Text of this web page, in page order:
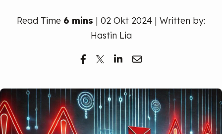
Read Time 6 mins | 02 Okt 2024 | Written by:
Hastin Lia